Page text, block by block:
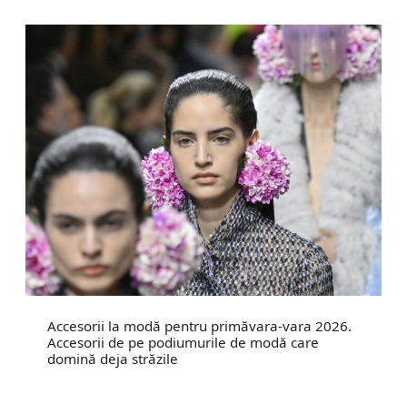
Accesorii la modă pentru primăvara-vara 2026.
Accesorii de pe podiumurile de modă care
domină deja străzile